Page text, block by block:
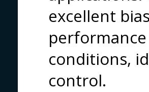
excellent
conditions,
control.